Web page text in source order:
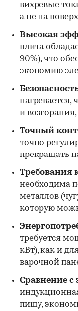
вихревые
а не на
Высокая
плита
90%), что
экономию
нагревается,
и
Точный
точно
прекращать
Требования
необходима
металлов
которую
требуется
кВт), как и
варочной
Сравнение с
пищу,